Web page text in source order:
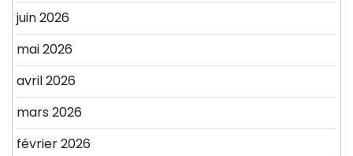
juin 2026
mai 2026
avril 2026
mars 2026
février 2026